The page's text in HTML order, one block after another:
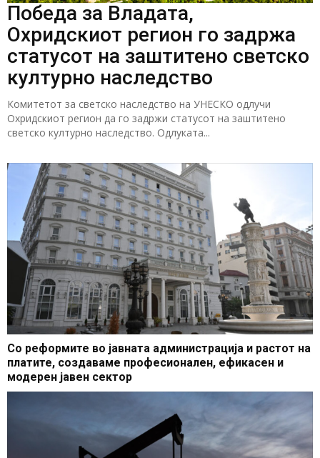
Победа за Владата,
Охридскиот регион го задржа
статусот на заштитено светско
културно наследство
Комитетот за светско наследство на УНЕСКО одлучи
Охридскиот регион да го задржи статусот на заштитено
светско културно наследство. Одлуката...
Со реформите во јавната администрација и растот на
платите, создаваме професионален, ефикасен и
модерен јавен сектор